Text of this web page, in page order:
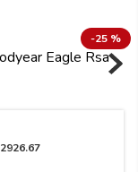
-25 %
2926.67